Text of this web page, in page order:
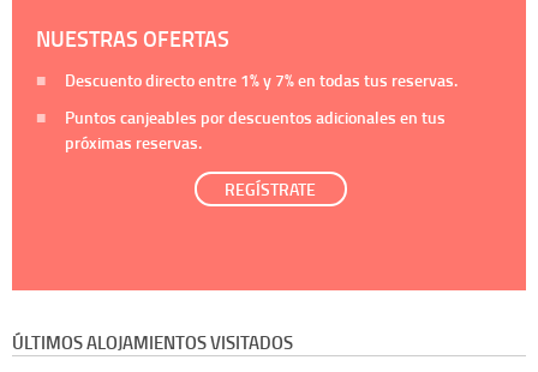
NUESTRAS OFERTAS
Descuento directo entre 1%y 7%en todas tus reservas.
Puntos canjeables por descuentos adicionales en tus
próximas reservas.
REGÍSTRATE
ÚLTIMOS ALOJAMIENTOS VISITADOS